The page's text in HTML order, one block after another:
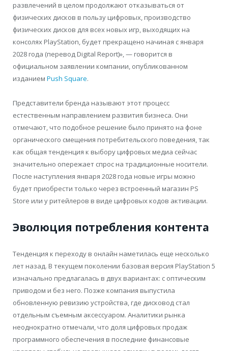
развлечений в целом продолжают отказываться от
физических дисков в пользу цифровых, производство
физических дисков для всех новых игр, выходящих на
консолях PlayStation, будет прекращено начиная с января
2028 года (перевод Digital Report)», — говорится в
официальном заявлении компании, опубликованном
изданием Push Square.
Представители бренда называют этот процесс
естественным направлением развития бизнеса. Они
отмечают, что подобное решение было принято на фоне
органического смещения потребительского поведения, так
как общая тенденция к выбору цифровых медиа сейчас
значительно опережает спрос на традиционные носители.
После наступления января 2028 года новые игры можно
будет приобрести только через встроенный магазин PS
Store или у ритейлеров в виде цифровых кодов активации.
Эволюция потребления контента
Тенденция к переходу в онлайн наметилась еще несколько
лет назад. В текущем поколении базовая версия PlayStation 5
изначально предлагалась в двух вариантах: с оптическим
приводом и без него. Позже компания выпустила
обновленную ревизию устройства, где дисковод стал
отдельным съемным аксессуаром. Аналитики рынка
неоднократно отмечали, что доля цифровых продаж
программного обеспечения в последние финансовые